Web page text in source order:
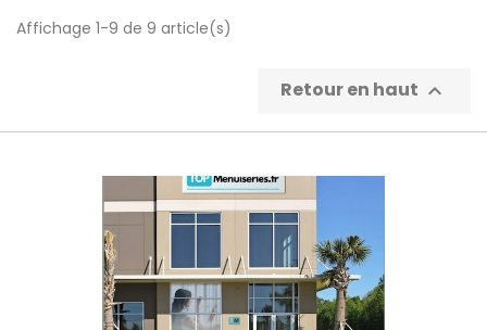
Affichage 1-9 de 9 article(s)
Retour en haut 